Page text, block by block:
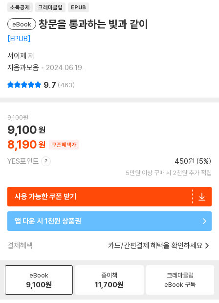
소득공제 크레마클럽 EPUB
eBook 창문을 통과하는 빛과 같이
EPUB
서이제 저
자음과모음
2024.06.19.
9.7 463
9,100원
8,190
9,100
쿠폰혜택가
YES포인트 450원 (5%)
5만원 이상 구매 시 2천원 추가 적립
사용 가능한 쿠폰 받기
앱 다운 시 1천원 상품권
결제혜택 카드/간편결제 혜택을 확인하세요
eBook
9,100원
종이책
11,700원
크레마클럽
eBook 구독